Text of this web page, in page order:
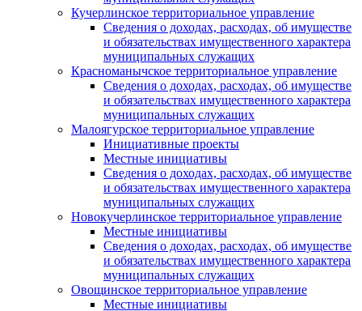
Кучерлинское территориальное управление
Сведения о доходах, расходах, об имуществе
и обязательствах имущественного характера
муниципальных служащих
Красноманычское территориальное управление
Сведения о доходах, расходах, об имуществе
и обязательствах имущественного характера
муниципальных служащих
Малоягурское территориальное управление
Инициативные проекты
Местные инициативы
Сведения о доходах, расходах, об имуществе
и обязательствах имущественного характера
муниципальных служащих
Новокучерлинское территориальное управление
Местные инициативы
Сведения о доходах, расходах, об имуществе
и обязательствах имущественного характера
муниципальных служащих
Овощинское территориальное управление
Местные инициативы